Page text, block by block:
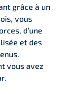
grâce à un
vous
d’une
et des
vous avez